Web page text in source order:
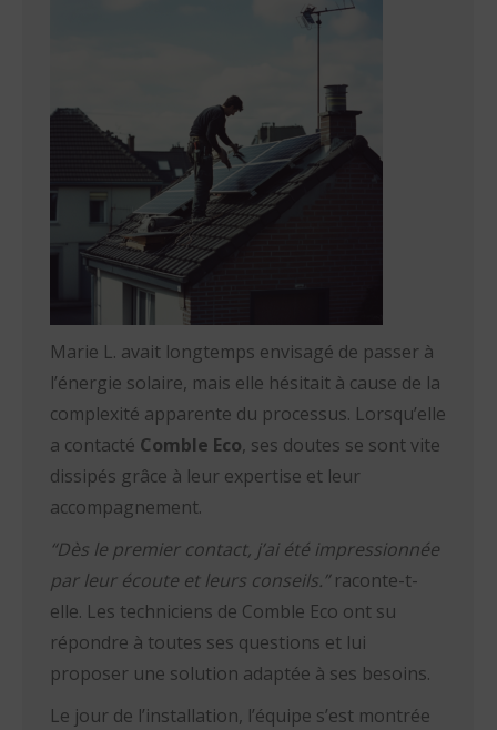
Marie L. avait longtemps envisagé de passer à
l’énergie solaire, mais elle hésitait à cause de la
complexité apparente du processus. Lorsqu’elle
a contacté Comble Eco, ses doutes se sont vite
dissipés grâce à leur expertise et leur
accompagnement.
“Dès le premier contact, j’ai été impressionnée
par leur écoute et leurs conseils.”raconte-t-
elle. Les techniciens de Comble Eco ont su
répondre à toutes ses questions et lui
proposer une solution adaptée à ses besoins.
Le jour de l’installation, l’équipe s’est montrée